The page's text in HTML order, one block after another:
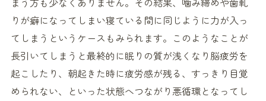
りが癖になってしまい寝ている間に同じように力が入っ
てしまうというケースもみられます。このようなことが
長引いてしまうと最終的に眠りの質が浅くなり脳疲労を
起こしたり、朝起きた時に疲労感が残る、すっきり目覚
められない、といった状態へつながり悪循環となってし